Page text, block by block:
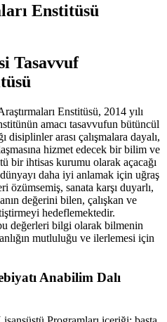
Enstitüsü
Tasavvuf
Enstitüsü, 2014 yılı
amacı tasavvufun bütüncül
disiplinler arası çalışmalara dayalı,
hizmet edecek bir bilim ve
bir ihtisas kurumu olarak açacağı
daha iyi anlamak için uğraş
özümsemiş, sanata karşı duyarlı,
değerini bilen, çalışkan ve
hedeflemektedir.
değerleri bilgi olarak bilmenin
mutluluğu ve ilerlemesi için
Anabilim Dalı